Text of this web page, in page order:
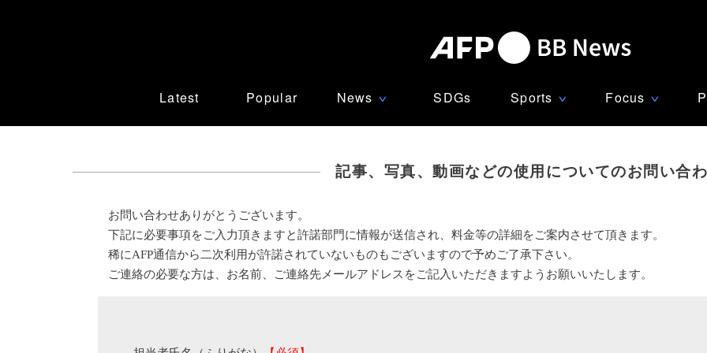
Latest Popular News ∨ SDGs Sports ∨ Focus ∨
記事、写真、動画などの使用についてのお問い合
お問い合わせありがとうございます。
下記に必要事項をご入力頂きますと許諾部門に情報が送信され、料金等の詳細をご案内させて頂きます。
稀にAFP通信から二次利用が許諾されていないものもございますので予めご了承下さい。
ご連絡の必要な方は、お名前、ご連絡先メールアドレスをご記入いただきますようお願いいたします。